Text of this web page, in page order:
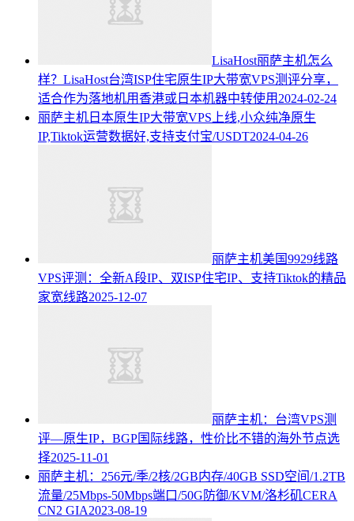
LisaHost丽萨主机怎么
样？LisaHost台湾ISP住宅原生IP大带宽VPS测评分享，
适合作为落地机用香港或日本机器中转使用 2024-02-24
丽萨主机日本原生IP大带宽VPS上线,小众纯净原生
IP,Tiktok运营数据好,支持支付宝/USDT2024-04-26
丽萨主机美国9929线路
VPS评测：全新A段IP、双ISP住宅IP、支持Tiktok的精品
家宽线路2025-12-07
丽萨主机：台湾VPS测
评—原生IP，BGP国际线路，性价比不错的海外节点选
择2025-11-01
丽萨主机：256元/季/2核/2GB内存/40GB SSD空间/1.2TB
流量/25Mbps-50Mbps端口/50G防御/KVM/洛杉矶CERA
CN2 GIA2023-08-19